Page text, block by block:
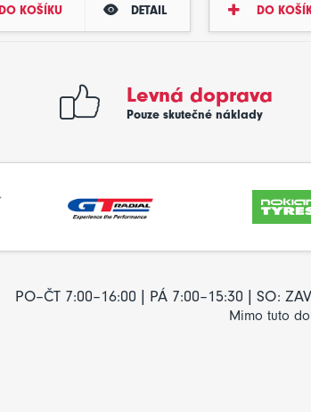
KOŠÍKU DETAIL DO
Levná doprava
Pouze skutečné náklady
PO–ČT 7:00–16:00 | PÁ 7:00–15:30 | SO:
Mimo tuto